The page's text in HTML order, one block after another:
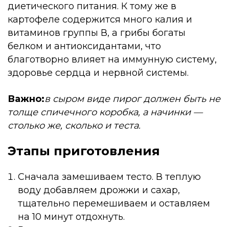
диетического питания. К тому же в
картофеле содержится много калия и
витаминов группы В, а грибы богаты
белком и антиоксидантами, что
благотворно влияет на иммунную систему,
здоровье сердца и нервной системы.
Важно:в сыром виде пирог должен быть не
толще спичечного коробка, а начинки —
столько же, сколько и теста.
Этапы приготовления
Сначала замешиваем тесто. В теплую
воду добавляем дрожжи и сахар,
тщательно перемешиваем и оставляем
на 10 минут отдохнуть.